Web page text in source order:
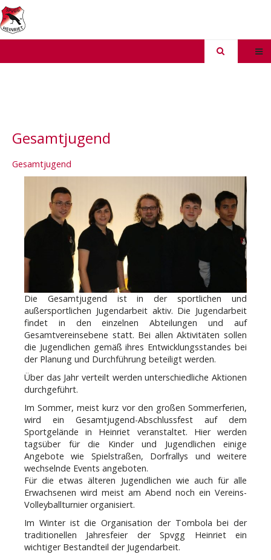
Gesamtjugend
Gesamtjugend
Die Gesamtjugend ist in der sportlichen und
außersportlichen Jugendarbeit aktiv. Die Jugendarbeit
findet in den einzelnen Abteilungen und auf
Gesamtvereinsebene statt. Bei allen Aktivitäten sollen
die Jugendlichen gemäß ihres Entwicklungsstandes bei
der Planung und Durchführung beteiligt werden.
Über das Jahr verteilt werden unterschiedliche Aktionen
durchgeführt.
Im Sommer, meist kurz vor den großen Sommerferien,
wird ein Gesamtjugend-Abschlussfest auf dem
Sportgelände in Heinriet veranstaltet. Hier werden
tagsüber für die Kinder und Jugendlichen einige
Angebote wie Spielstraßen, Dorfrallys und weitere
wechselnde Events angeboten.
Für die etwas älteren Jugendlichen wie auch für alle
Erwachsenen wird meist am Abend noch ein Vereins-
Volleyballturnier organisiert.
Im Winter ist die Organisation der Tombola bei der
traditionellen Jahresfeier der Spvgg Heinriet ein
wichtiger Bestandteil der Jugendarbeit.